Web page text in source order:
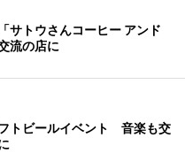
サトウさんコーヒー アンド
流の店に
トビールイベント 音楽も交